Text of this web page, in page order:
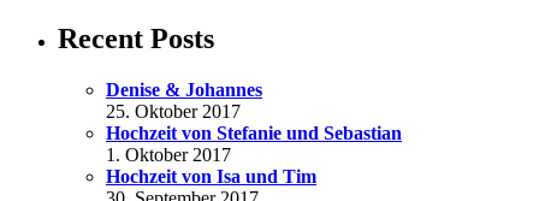
Recent Posts
Denise & Johannes
25. Oktober 2017
Hochzeit von Stefanie und Sebastian
1. Oktober 2017
Hochzeit von Isa und Tim